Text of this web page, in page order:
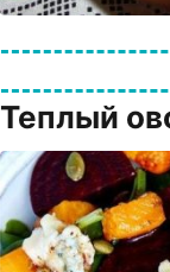
Теплый